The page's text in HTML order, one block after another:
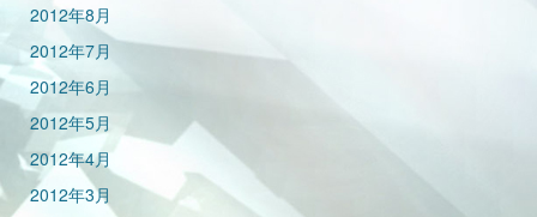
2012年8月
2012年7月
2012年6月
2012年5月
2012年4月
2012年3月